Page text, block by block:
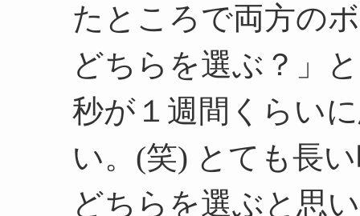
たところで両方の
どちらを選ぶ？」
秒が１週間くらい
い。(笑) とても長
どちらを選ぶと思